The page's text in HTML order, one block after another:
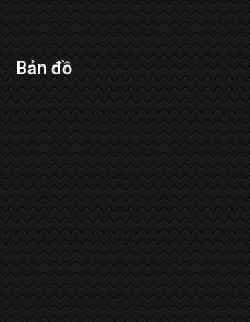
Bản đồ